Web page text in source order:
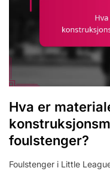
Hva er
foulstenger?
Foulstenger i Little